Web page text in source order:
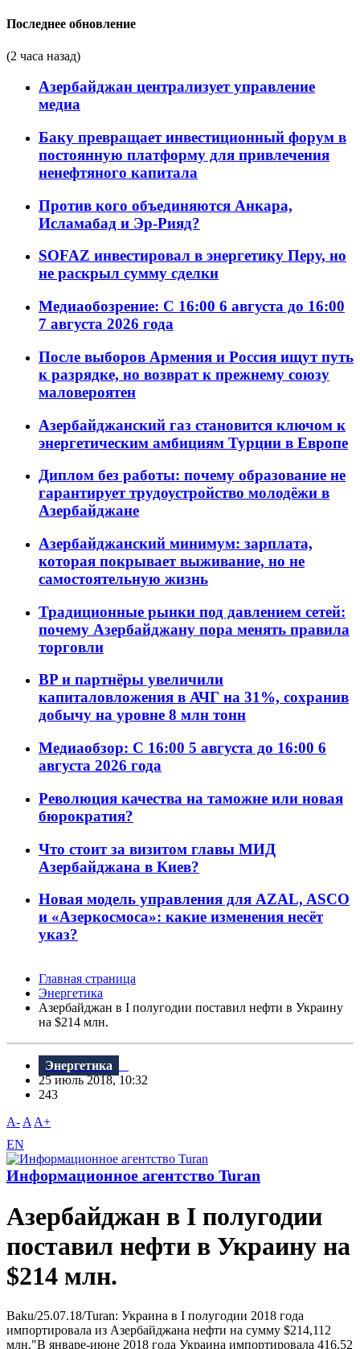
Последнее обновление
(2 часа назад)
Азербайджан централизует управление
медиа
Баку превращает инвестиционный форум в
постоянную платформу для привлечения
ненефтяного капитала
Против кого объединяются Анкара,
Исламабад и Эр-Рияд?
SOFAZ инвестировал в энергетику Перу, но
не раскрыл сумму сделки
Медиаобозрение: С 16:00 6 августа до 16:00
7 августа 2026 года
После выборов Армения и Россия ищут путь
к разрядке, но возврат к прежнему союзу
маловероятен
Азербайджанский газ становится ключом к
энергетическим амбициям Турции в Европе
Диплом без работы: почему образование не
гарантирует трудоустройство молодёжи в
Азербайджане
Азербайджанский минимум: зарплата,
которая покрывает выживание, но не
самостоятельную жизнь
Традиционные рынки под давлением сетей:
почему Азербайджану пора менять правила
торговли
BP и партнёры увеличили
капиталовложения в АЧГ на 31%, сохранив
добычу на уровне 8 млн тонн
Медиаобзор: С 16:00 5 августа до 16:00 6
августа 2026 года
Революция качества на таможне или новая
бюрократия?
Что стоит за визитом главы МИД
Азербайджана в Киев?
Новая модель управления для AZAL, ASCO
и «Азеркосмоса»: какие изменения несёт
указ?
Главная страница
Энергетика
Азербайджан в I полугодии поставил нефти в Украину
на $214 млн.
Энергетика
25 июль 2018, 10:32
243
A- A A+
EN
Информационное агентство Turan
Азербайджан в I полугодии
поставил нефти в Украину на
$214 млн.
Baku/25.07.18/Turan: Украина в I полугодии 2018 года
импортировала из Азербайджана нефти на сумму $214,112
млн."B январе-июне 2018 года Украина импортировала 416,52